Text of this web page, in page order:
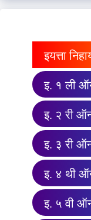
इयत्ता
इ. १ ली
इ. २ री
इ. ३ री
इ. ४ थी
इ. ५ वी